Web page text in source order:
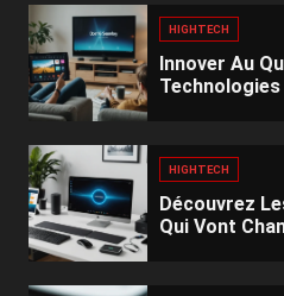
HIGHTECH
Innover Au
HIGHTECH
Découvrez
Qui Vont